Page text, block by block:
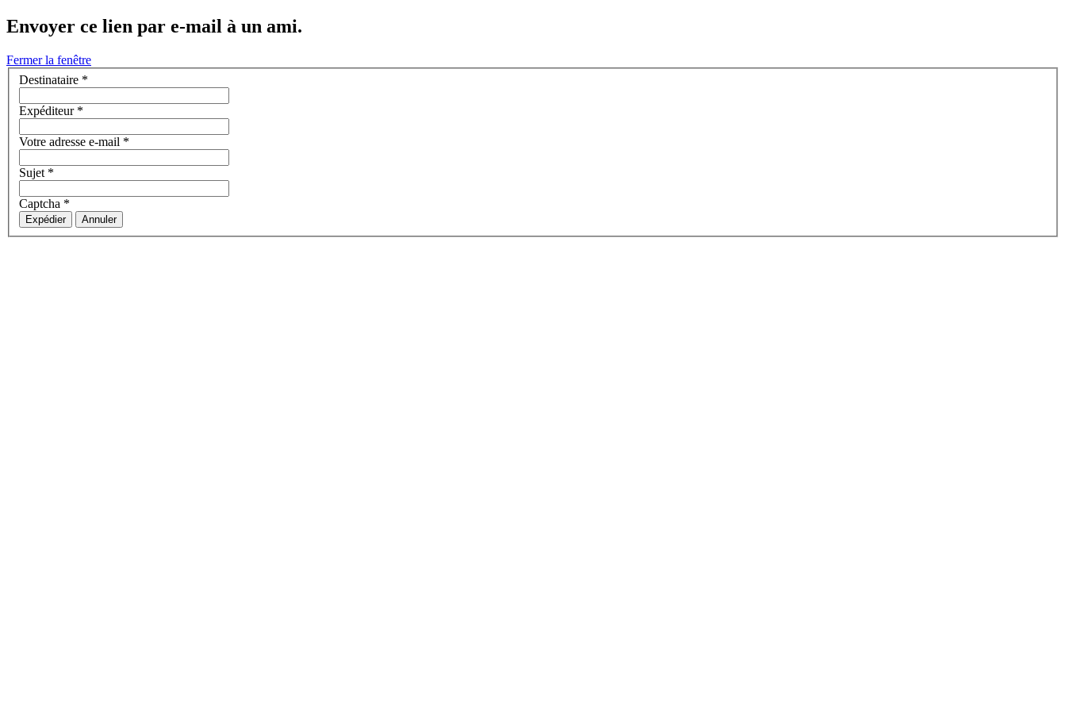
Envoyer ce lien par e-mail à un ami.
Fermer la fenêtre
Destinataire *
Expéditeur*
Votre adresse e-mail *
Sujet*
Captcha *
Expédier Annuler